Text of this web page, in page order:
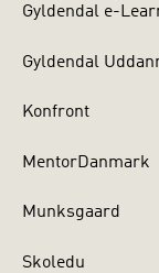
Gyldendal e-
Gyldendal
Konfront
MentorDanmark
Munksgaard
Skoledu